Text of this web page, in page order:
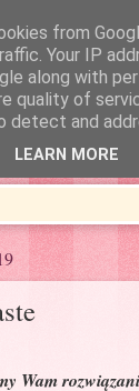
Wam
from
Your IP
along with
quality of
detect and
LEARN MORE